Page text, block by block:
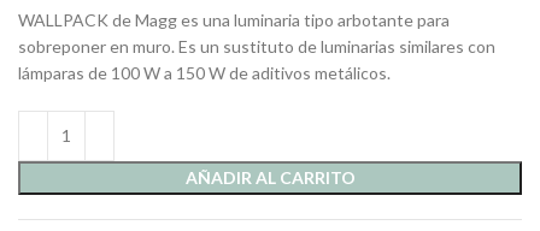
WALLPACK de Magg es una luminaria tipo arbotante para
sobreponer en muro. Es un sustituto de luminarias similares con
lámparas de 100 W a 150 W de aditivos metálicos.
AÑADIR AL CARRITO